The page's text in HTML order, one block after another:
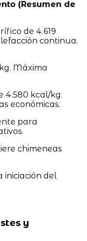
(Resumen de
de 4.619
continua.
Máxima
4.580 kcal/kg.
económicas.
para
chimeneas
iniciación del
y